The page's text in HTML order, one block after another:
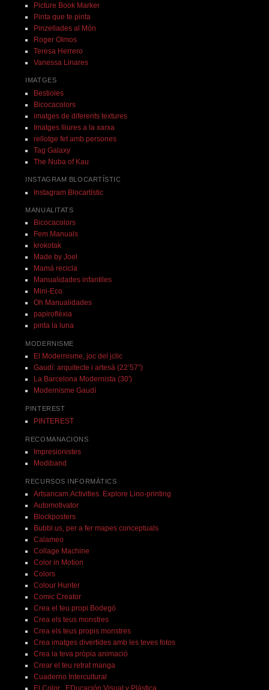
Picture Book Marker
Pinta que te pinta
Pinzellades al Món
Roger Olmos
Teresa Herrero
Vanessa Linares
IMATGES
Bestioles
Bicocacolors
imatges de diferents textures
Imatges lliures a la xarxa
rellotge fet amb persones
Tag Galaxy
The Nuba of Kau
INSTAGRAM BLOCARTÍSTIC
Instagram Blocartístic
MANUALITATS
Bicocacolors
Fem Manuals
krokotak
Made by Joel
Mamá recicla
Manualidades infantiles
Mini-Eco
Oh Manualidades
papiroflèxia
pinta la luna
MODERNISME
El Modernisme, joc del jclic
Gaudí: arquitecte i artesà (22’57”)
La Barcelona Modernista (30′)
Modernisme Gaudí
PINTEREST
PINTEREST
RECOMANACIONS
Impresionistes
Modiband
RECURSOS INFORMÀTICS
Artsancam.Activities. Explore Lino-printing
Automotivator
Blockposters
Bubbl.us, per a fer mapes conceptuals
Calameo
Collage Machine
Color in Motion
Colors
Colour Hunter
Comic Creator
Crea el teu propi Bodegó
Crea els teus monstres
Crea els teus propis monstres
Crea imatges divertides amb les teves fotos
Crea la teva pròpia animació
Crear el teu retrat manga
Cuaderno Intercultural